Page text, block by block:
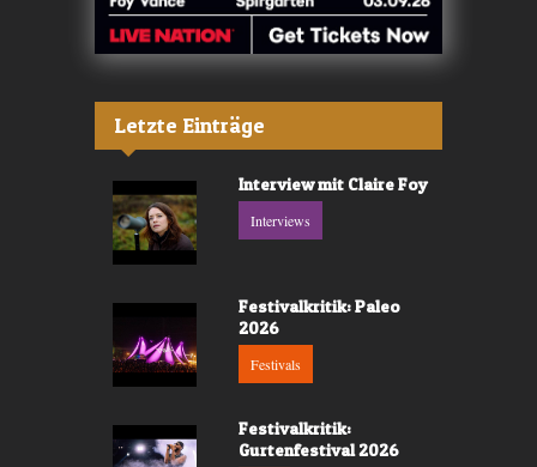
Letzte Einträge
Interview mit Claire Foy
Interviews
Festivalkritik: Paleo
2026
Festivals
Festivalkritik:
Gurtenfestival 2026